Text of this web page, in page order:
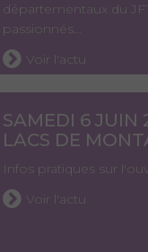
départementaux du
passionnés...
Voir l'actu
SAMEDI 6 JUIN
LACS DE
Infos pratiques sur
Voir l'actu